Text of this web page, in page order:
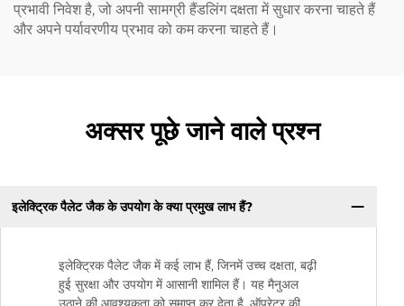
प्रभावी निवेश है, जो अपनी सामग्री हैंडलिंग दक्षता में सुधार करना चाहते हैं
और अपने पर्यावरणीय प्रभाव को कम करना चाहते हैं।
अक्सर पूछे जाने वाले प्रश्न
इलेक्ट्रिक पैलेट जैक के उपयोग के क्या प्रमुख लाभ हैं?
इलेक्ट्रिक पैलेट जैक में कई लाभ हैं, जिनमें उच्च दक्षता, बढ़ी
हुई सुरक्षा और उपयोग में आसानी शामिल हैं। यह मैनुअल